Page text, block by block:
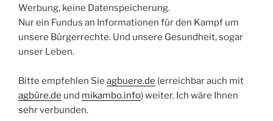
Werbung, keine Datenspeicherung.
Nur ein Fundus an Informationen für den Kampf um
unsere Bürgerrechte. Und unsere Gesundheit, sogar
unser Leben.
Bitte empfehlen Sie agbuere.de (erreichbar auch mit
agbüre.de und mikambo.info) weiter. Ich wäre Ihnen
sehr verbunden.